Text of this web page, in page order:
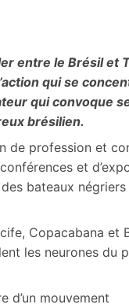
entre le Brésil et
qui se
qui convoque
brésilien.
de profession et
et
bateaux
Copacabana et
les neurones du
d’un mouvement